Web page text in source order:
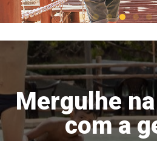
Mergulhe
com a